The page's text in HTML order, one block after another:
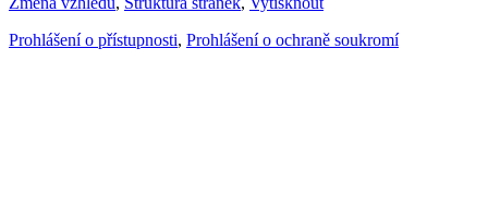
Prohlášení o přístupnosti, Prohlášení o ochraně soukromí